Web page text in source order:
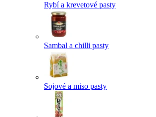
Rybí a krevetové pasty
Sambal a chilli pasty
Sojové a miso pasty